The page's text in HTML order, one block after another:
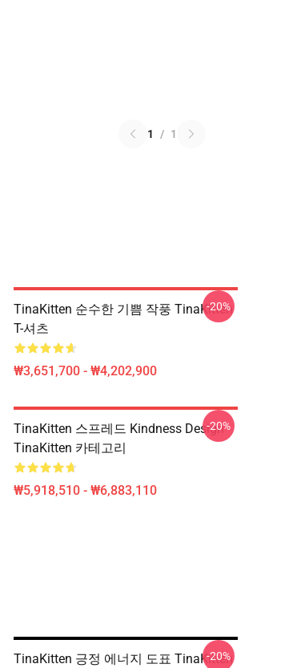
1 / 1
TinaKitten 순수한 기쁨 작풍 TinaKitten
T-셔츠
₩3,651,700 - ₩4,202,900
-20%
TinaKitten 스프레드 Kindness Design
TinaKitten 카테고리
₩5,918,510 - ₩6,883,110
-20%
TinaKitten 긍정 에너지 도표 TinaKitten
-20%